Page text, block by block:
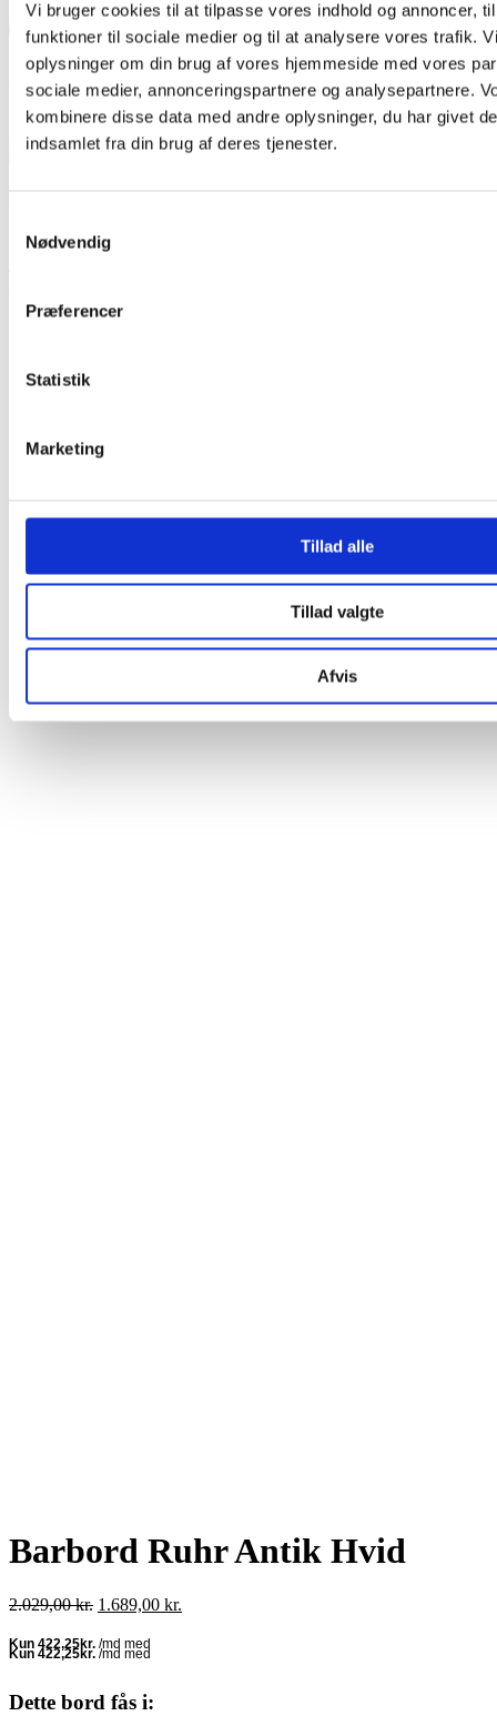
Vi bruger cookies til at tilpasse vores indhold og annoncer,
funktioner til sociale medier og til at analysere vores trafik.
oplysninger om din brug af vores hjemmeside med vores
sociale medier, annonceringspartnere og analysepartnere.
kombinere disse data med andre oplysninger, du har givet
indsamlet fra din brug af deres tjenester.
Nødvendig
Præferencer
Statistik
Marketing
Tillad alle
Tillad valgte
Afvis
EAN Faktura
Betal via EAN faktura
Betal med MobilePay
17%
Barbord Ruhr Antik Hvid
2.029,00kr. Den
pris
var:
1.689,00 kr.
Dette bord fås i: